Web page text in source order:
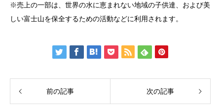
※売上の一部は、世界の水に恵まれない地域の子供達、および美
しい富士山を保全するための活動などに利用されます。
前の記事 次の記事